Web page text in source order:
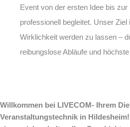
Event von der ersten Idee bis zur
professionell begleitet. Unser
Wirklichkeit werden zu lassen –
reibungslose Abläufe und
Willkommen bei LIVECOM- Ihrem
Veranstaltungstechnik in